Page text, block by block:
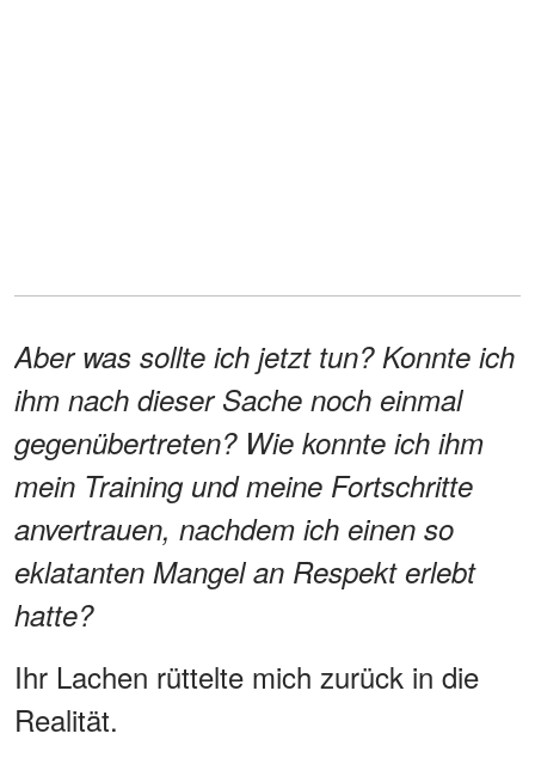
Aber was sollte ich jetzt tun? Konnte ich
ihm nach dieser Sache noch einmal
gegenübertreten? Wie konnte ich ihm
mein Training und meine Fortschritte
anvertrauen, nachdem ich einen so
eklatanten Mangel an Respekt erlebt
hatte?
Ihr Lachen rüttelte mich zurück in die
Realität.